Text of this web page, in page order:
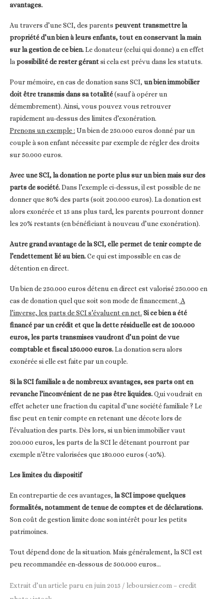
avantages.
Au travers d’une SCI, des parents peuvent transmettre la
propriété d’un bien à leurs enfants, tout en conservant la main
sur la gestion de ce bien.Le donateur (celui qui donne) a en effet
lapossibilité de rester gérantsi cela est prévu dans les statuts.
Pour mémoire, en cas de donation sans SCI, un bien immobilier
doit être transmis dans sa totalité(sauf à opérer un
démembrement). Ainsi, vous pouvez vous retrouver
rapidement au-dessus des limites d’exonération.
Prenons un exemple : Un bien de 250.000 euros donné par un
couple à son enfant nécessite par exemple de régler des droits
sur 50.000 euros.
Avec une SCI, la donation ne porte plus sur un bien mais sur des
parts de société.Dans l’exemple ci-dessus, il est possible de ne
donner que 80% des parts (soit 200.000 euros). La donation est
alors exonérée et 15 ans plus tard, les parents pourront donner
les 20% restants (en bénéficiant à nouveau d’une exonération).
Autre grand avantage de la SCI, elle permet de tenir compte de
l’endettement lié au bien.Ce qui est impossible en cas de
détention en direct.
Un bien de 250.000 euros détenu en direct est valorisé 250.000 en
cas de donation quel que soit son mode de financement. A
l’inverse, les parts de SCI s’évaluent en net. Si ce bien a été
financé par un crédit et que la dette résiduelle est de 100.000
euros, les parts transmises vaudront d’un point de vue
comptable et fiscal 150.000 euros.La donation sera alors
exonérée si elle est faite par un couple.
Si la SCI familiale a de nombreux avantages, ses parts ont en
revanche l’inconvénient de ne pas être liquides.Qui voudrait en
effet acheter une fraction du capital d’une société familiale ? Le
fisc peut en tenir compte en retenant une décote lors de
l’évaluation des parts. Dès lors, si un bien immobilier vaut
200.000 euros, les parts de la SCI le détenant pourront par
exemple n’être valorisées que 180.000 euros (-10%).
Les limites du dispositif
En contrepartie de ces avantages, la SCI impose quelques
formalités, notamment de tenue de comptes et de déclarations.
Son coût de gestion limite donc son intérêt pour les petits
patrimoines.
Tout dépend donc de la situation. Mais généralement, la SCI est
peu recommandée en-dessous de 500.000 euros…
Extrait d’un article paru en juin 2015 / leboursier.com – credit